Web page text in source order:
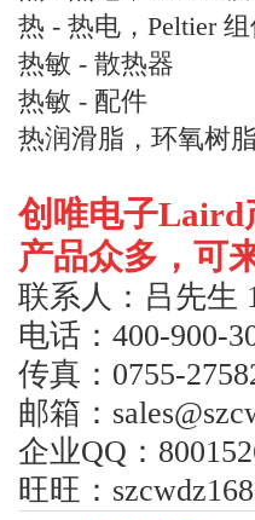
热 - 热电，Peltier
热敏 - 散热器
热敏 - 配件
热润滑脂，环氧树
创唯电子Laird
产品众多，可
联系人：吕先生
电话： 400-900-
传真： 0755-
邮箱：
企业QQ ：
旺旺：